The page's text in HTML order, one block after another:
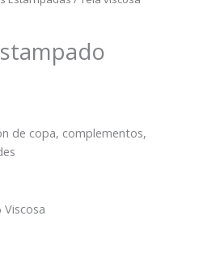
de copa, complementos,
Viscosa